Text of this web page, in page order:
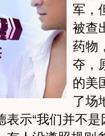
军，
被查
药物
夺，
的美
了场
示“我们并不